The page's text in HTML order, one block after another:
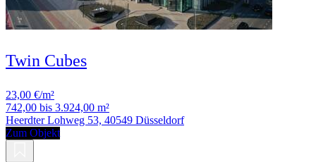
Twin Cubes
23,00 €/m²
742,00 bis 3.924,00 m²
Heerdter Lohweg 53, 40549 Düsseldorf
Zum Objekt